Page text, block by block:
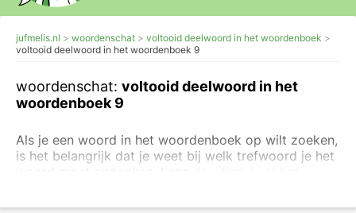
jufmelis.nl woordenschat
voltooid deelwoord in het woordenboek
voltooid deelwoord in het woordenboek 9
woordenschat: voltooid deelwoord in het
woordenboek 9
Als je een woord in het woordenboek op wilt zoeken,
is het belangrijk dat je weet bij welk trefwoord je het